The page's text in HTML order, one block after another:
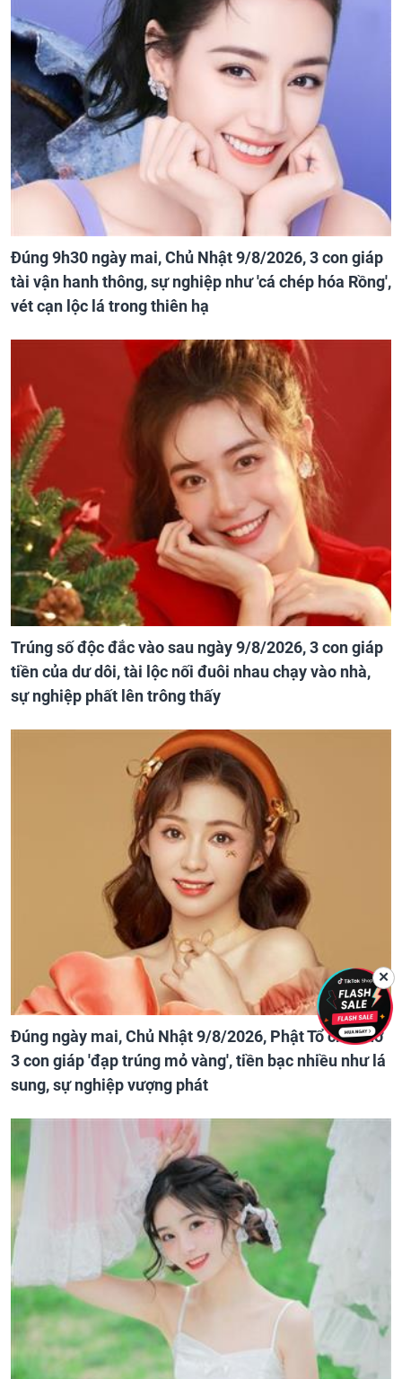
Đúng 9h30 ngày mai, Chủ Nhật 9/8/2026, 3 con giáp
tài vận hanh thông, sự nghiệp như 'cá chép hóa Rồng',
vét cạn lộc lá trong thiên hạ
Trúng số độc đắc vào sau ngày 9/8/2026, 3 con giáp
tiền của dư dôi, tài lộc nối đuôi nhau chạy vào nhà,
sự nghiệp phất lên trông thấy
Đúng ngày mai, Chủ Nhật 9/8/2026, Phật Tổ che chở
3 con giáp 'đạp trúng mỏ vàng', tiền bạc nhiều như lá
sung, sự nghiệp vượng phát
✕